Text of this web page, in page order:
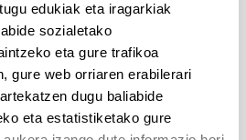
edukiak eta iragarkiak
sozialetako
eta gure trafikoa
gure web orriaren erabilerari
dugu baliabide
eta estatistiketako gure